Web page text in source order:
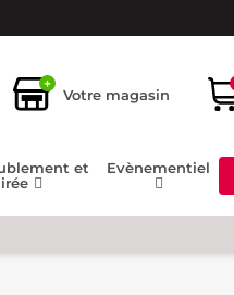
+
Votre magasin
et
Evènementiel